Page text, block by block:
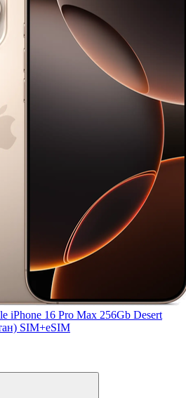
iPhone 16 Pro Max 256Gb Desert
SIM+eSIM